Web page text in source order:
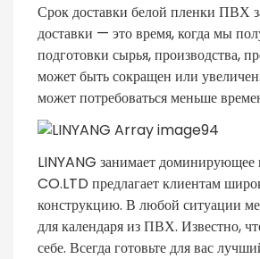
Срок доставки белой пленки ПВХ
доставки — это время, когда мы
подготовки сырья, производства,
может быть сокращен или
может потребоваться меньше
LINYANG занимает доминирующее
CO.LTD предлагает клиентам
конструкцию. В любой ситуации
для календаря из ПВХ. Известно,
себе. Всегда готовьте для вас